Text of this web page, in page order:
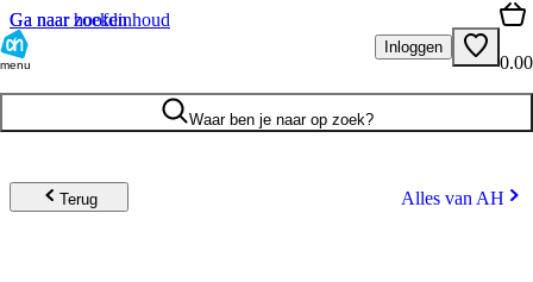
Ga naar hoofdinhoud
Ga naar zoeken
menu
Inloggen
0.00
Waar ben je naar op zoek?
Terug Alles van AH